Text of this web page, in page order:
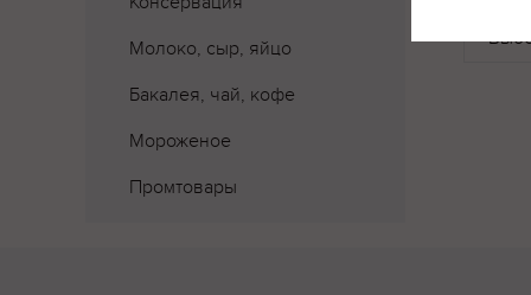
Молоко, сыр, яйцо
Бакалея, чай, кофе
Мороженое
Промтовары